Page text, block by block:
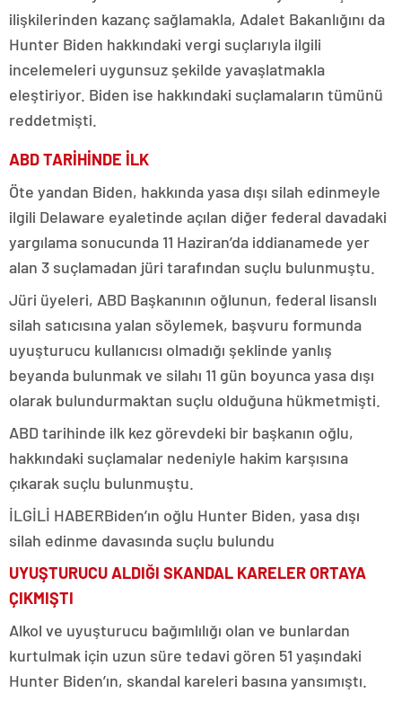
ilişkilerinden kazanç sağlamakla, Adalet Bakanlığını da
Hunter Biden hakkındaki vergi suçlarıyla ilgili
incelemeleri uygunsuz şekilde yavaşlatmakla
eleştiriyor. Biden ise hakkındaki suçlamaların tümünü
reddetmişti.
ABD TARİHİNDE İLK
Öte yandan Biden, hakkında yasa dışı silah edinmeyle
ilgili Delaware eyaletinde açılan diğer federal davadaki
yargılama sonucunda 11 Haziran’da iddianamede yer
alan 3 suçlamadan jüri tarafından suçlu bulunmuştu.
Jüri üyeleri, ABD Başkanının oğlunun, federal lisanslı
silah satıcısına yalan söylemek, başvuru formunda
uyuşturucu kullanıcısı olmadığı şeklinde yanlış
beyanda bulunmak ve silahı 11 gün boyunca yasa dışı
olarak bulundurmaktan suçlu olduğuna hükmetmişti.
ABD tarihinde ilk kez görevdeki bir başkanın oğlu,
hakkındaki suçlamalar nedeniyle hakim karşısına
çıkarak suçlu bulunmuştu.
İLGİLİ HABERBiden’ın oğlu Hunter Biden, yasa dışı
silah edinme davasında suçlu bulundu
UYUŞTURUCU ALDIĞI SKANDAL KARELER ORTAYA
ÇIKMIŞTI
Alkol ve uyuşturucu bağımlılığı olan ve bunlardan
kurtulmak için uzun süre tedavi gören 51 yaşındaki
Hunter Biden’ın, skandal kareleri basına yansımıştı.